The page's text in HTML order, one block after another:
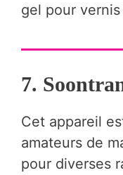
gel pour
7.
Cet appareil
amateurs de
pour diverses